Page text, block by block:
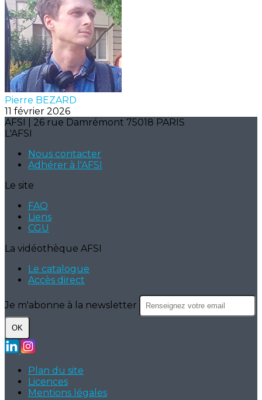
Pierre BEZARD
11 février 2026
AFSI | 26 rue Damrémont 75018 PARIS
L'AFSI
Nous contacter
Adhérer à l'AFSI
Le site
FAQ
Liens
CGU
La vidéothèque AFSI
Le catalogue
Accès direct
Je m'abonne à la newsletter
OK
Plan du site
Licences
Mentions légales